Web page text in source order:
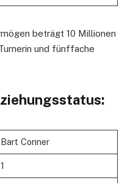
beträgt 10 Millionen
und fünffache
Bart Conner
1